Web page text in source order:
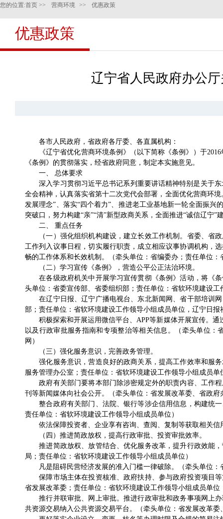
您的位置:首页 >> 营商环境 >> 优惠政策
优惠政策
辽宁省人民政府办公
各市人民政府，省政府各厅委、各直属机构：
《辽宁省优化营商环境条例》（以下简称《条例》）于2016
《条例》的贯彻落实，经省政府同意，制定本实施意见。
一、 总体要求
深入学习贯彻习近平总书记系列重要讲话精神特别是关于东
全会精神，认真落实省第十二次党代会部署，全面优化营商环
发展理念”、落实“四个着力”、推进老工业基地新一轮全面振
突破口，努力构建“亲”“清”新型政商关系，全面推进“诚信辽宁
二、 重点任务
（一）强化组织机构建设，建立长效工作机制。省委、省政
工作列入议事日程，切实履行职责，成立相应议事协调机构，
畅的工作体系和长效机制。（牵头单位：省编委办；责任单位
（二）学习宣传《条例》，营造公平公正法治环境。
在各级政府机关中开展学习宣传贯彻《条例》活动，将《条
头单位：省委宣传部、省委组织部；责任单位：省软环境建设
在辽宁日报、辽宁广播电视台、东北新闻网、省干部培训网
部；责任单位：省软环境建设工作领导小组成员单位，辽宁日
积极探索和开展运用微信平台、APP等新媒体开展宣传。通
以及行政审批服务指南和专项整治等相关信息。（牵头单位
网）
（三）强化服务意识，完善政务管理。
强化服务意识，营造良好的政商关系，提高工作效率和服务
服务管理办公室；责任单位：省软环境建设工作领导小组成员单
政府有关部门要将本部门除涉密规定外的职责内容、工作程
刊等新闻媒体向社会公开。（牵头单位：省发展改革委、省政
整合政府有关部门、法院、银行等涉企信用信息，构建统一
责任单位：省软环境建设工作领导小组成员单位）
依法保障投资者、企业享有咨询、查阅、复制等获取相关信
（四）推进简政放权，提高行政审批、投资审批效率。
推进简政放权、放管结合、优化服务改革，提升行政效能，
局；责任单位：省软环境建设工作领导小组成员单位）
凡是阻碍民营经济发展的准入门槛一律破除。（牵头单位：
保障市场主体在投资核准、政府扶持、参与政府投资项目等
省发展改革委；责任单位：省软环境建设工作领导小组成员单位
推行并联审批、网上审批。推进行政审批和政务事项网上办
共资源交易纳入公共资源交易平台。（牵头单位：省发展改革